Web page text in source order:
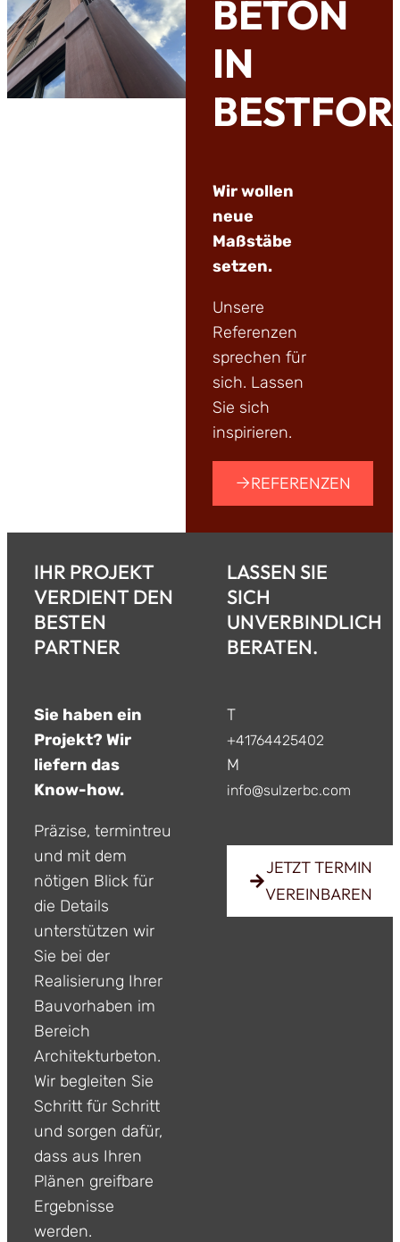
BETON
IN
Wir wollen
neue
Maßstäbe
setzen.
Unsere
Referenzen
sprechen für
sich. Lassen
Sie sich
inspirieren.
REFERENZEN
IHR PROJEKT
VERDIENT DEN
BESTEN
PARTNER
Sie haben ein
Projekt? Wir
liefern das
Know-how.
Präzise, termintreu
und mit dem
nötigen Blick für
die Details
unterstützen wir
Sie bei der
Realisierung Ihrer
Bauvorhaben im
Bereich
Architekturbeton.
Wir begleiten Sie
Schritt für Schritt
und sorgen dafür,
dass aus Ihren
Plänen greifbare
Ergebnisse
werden.
LASSEN SIE
SICH
UNVERBINDLICH
BERATEN.
T
+41764425402
M
info@sulzerbc.com
JETZT TERMIN
VEREINBAREN